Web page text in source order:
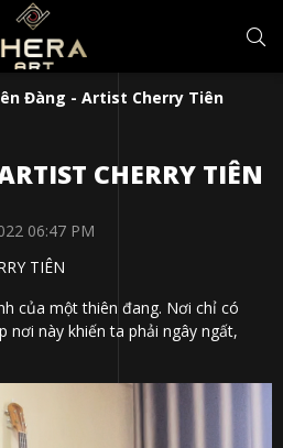
Đàng - Artist Cherry Tiên
CHERRY TIÊN
06:47 PM
TIÊN
của một thiên đang. Nơi chỉ có
nơi này khiến ta phải ngây ngất,